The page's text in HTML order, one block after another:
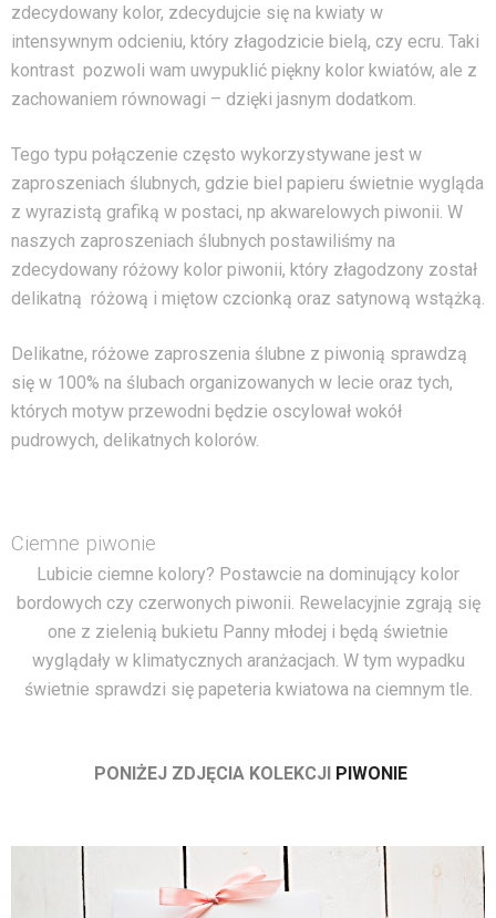
zdecydowany kolor, zdecydujcie się na kwiaty w
intensywnym odcieniu, który złagodzicie bielą, czy ecru. Taki
kontrast pozwoli wam uwypuklić piękny kolor kwiatów, ale z
zachowaniem równowagi – dzięki jasnym dodatkom.
Tego typu połączenie często wykorzystywane jest w
zaproszeniach ślubnych, gdzie biel papieru świetnie wygląda
z wyrazistą grafiką w postaci, np akwarelowych piwonii. W
naszych zaproszeniach ślubnych postawiliśmy na
zdecydowany różowy kolor piwonii, który złagodzony został
delikatną różową i miętow czcionką oraz satynową wstążką.
Delikatne, różowe zaproszenia ślubne z piwonią sprawdzą
się w 100% na ślubach organizowanych w lecie oraz tych,
których motyw przewodni będzie oscylował wokół
pudrowych, delikatnych kolorów.
Ciemne piwonie
Lubicie ciemne kolory? Postawcie na dominujący kolor
bordowych czy czerwonych piwonii. Rewelacyjnie zgrają się
one z zielenią bukietu Panny młodej i będą świetnie
wyglądały w klimatycznych aranżacjach. W tym wypadku
świetnie sprawdzi się papeteria kwiatowa na ciemnym tle.
PONIŻEJ ZDJĘCIA KOLEKCJIPIWONIE